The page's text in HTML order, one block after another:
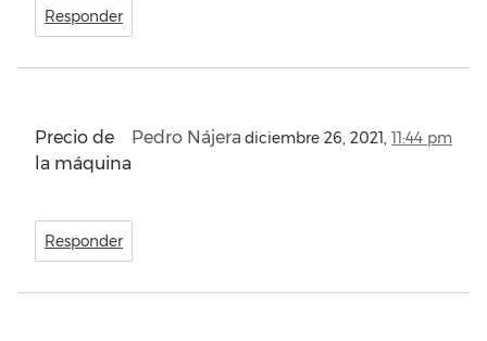
Responder
Pedro Nájera diciembre 26, 2021, 11:44 pm
Precio de
la máquina
Responder